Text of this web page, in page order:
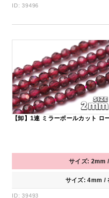
ID: 39496
【卸】1連 ミラーボールカット ロ
サイズ: 2mm
サイズ: 4mm /
ID: 39493